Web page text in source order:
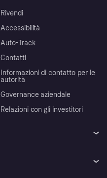
Rivendi
Accessibilità
Auto-Track
Contatti
Informazioni di contatto per le
autorità
Governance aziendale
Relazioni con gli investitori